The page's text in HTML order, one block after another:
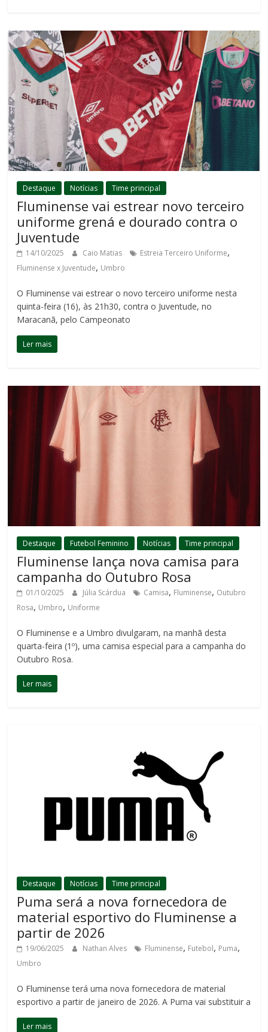
Destaque Notícias Time principal
Fluminense vai estrear novo terceiro
uniforme grená e dourado contra o
Juventude
14/10/2025 Caio Matias Estreia Terceiro Uniforme,
Fluminense x Juventude, Umbro
O Fluminense vai estrear o novo terceiro uniforme nesta
quinta-feira (16), às 21h30, contra o Juventude, no
Maracanã, pelo Campeonato
Ler mais
Destaque Futebol Feminino Notícias Time principal
Fluminense lança nova camisa para
campanha do Outubro Rosa
01/10/2025 Júlia Scárdua Camisa, Fluminense, Outubro
Rosa, Umbro, Uniforme
O Fluminense e a Umbro divulgaram, na manhã desta
quarta-feira (1º), uma camisa especial para a campanha do
Outubro Rosa.
Ler mais
Destaque Notícias Time principal
Puma será a nova fornecedora de
material esportivo do Fluminense a
partir de 2026
19/06/2025 Nathan Alves Fluminense, Futebol, Puma,
Umbro
O Fluminense terá uma nova fornecedora de material
esportivo a partir de janeiro de 2026. A Puma vai substituir a
Ler mais